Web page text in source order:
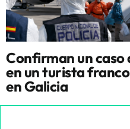
Confirman un caso
en un turista
en Galicia